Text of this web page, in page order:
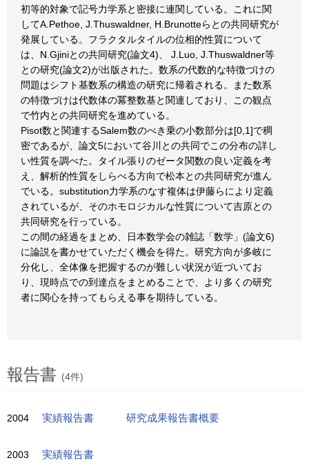
初等的対象で記号力学系と密接に連関している。これに関
してA.Pethoe, J.Thuswaldner, H.Brunotteらとの共同研究が
発展している。フラクタルタイルの位相的性質について
は、N.Gjiniとの共同研究(論文4)、 J.Luo, J.Thuswaldner等
との研究(論文2)が出版された。数系の代数的な特徴づけの
問題はシフト基数系の構造の研究に帰着される。また数系
の特徴づけは代数体の冪整数基と関連しており、この観点
で竹内との共同研究を進めている。
Pisot数と関連するSalem数のべき乗の小数部分は[0,1]で稠
密であるが、論文5において谷川との共同でこの分布の詳し
い性質を調べた。タイル張りのゼータ関数の良い定義を考
え、解析的性質をしらべる方向で松本との共同研究が進ん
でいる。substitution力学系のなす複体は伊藤らにより定義
されているが、そのホモロジカルな性質について吉原との
共同研究を行っている。
この間の経過をまとめ、日本数学会の雑誌「数学」(論文6)
に論説を書かせていただく機会を得た。研究方向が多岐に
分化し、全体像を把握するのが難しい状況が近づいてお
り、現時点での到達点をまとめることで、より多くの研究
者に関心を持ってもらえる事を期待している。
報告書 (4件)
2004 実績報告書 研究成果報告書概要
2003 実績報告書